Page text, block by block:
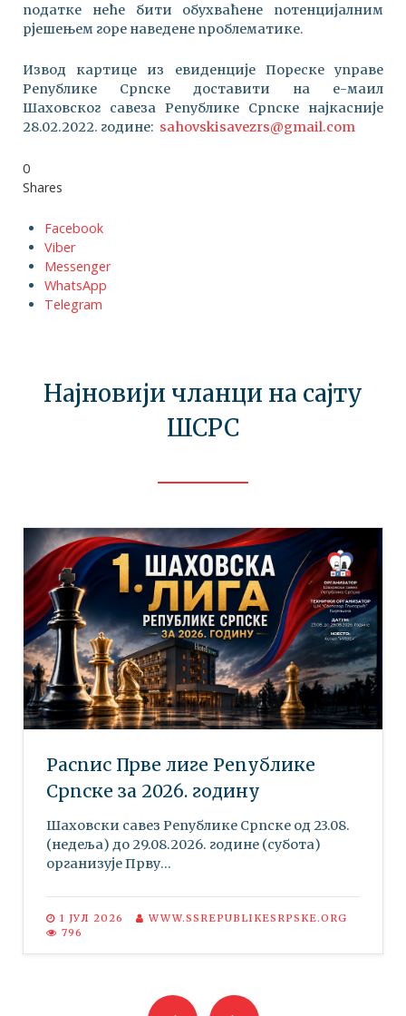
податке неће бити обухваћене потенцијалним
рјешењем горе наведене проблематике.
Извод картице из евиденције Пореске управе
Републике Српске доставити на е-маил
Шаховског савеза Републике Српске најкасније
28.02.2022. године: sahovskisavezrs@gmail.com
0
Shares
Facebook
Viber
Messenger
WhatsApp
Telegram
Најновији чланци на сајту
ШСРС
Распис Прве лиге Републике
Српске за 2026. годину
Шаховски савез Републике Српске oд 23.08.
(недеља) до 29.08.2026. године (субота)
организује Прву...
1 ЈУЛ 2026
WWW.SSREPUBLIKESRPSKE.ORG
796